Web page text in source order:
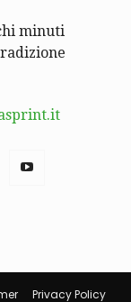
minuti
Privacy Policy